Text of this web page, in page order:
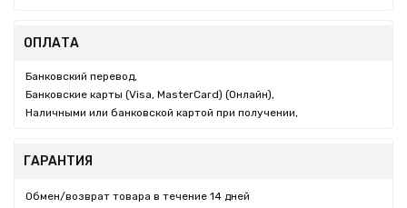
ОПЛАТА
Банковский перевод,
Банковские карты (Visa, MasterCard) (Онлайн),
Наличными или банковской картой при получении,
ГАРАНТИЯ
Обмен/возврат товара в течение 14 дней